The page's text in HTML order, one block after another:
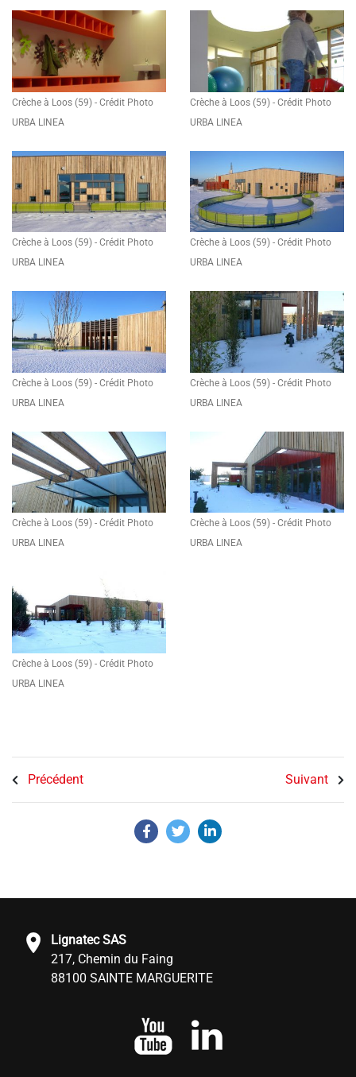
Crèche à Loos (59) - Crédit Photo
URBA LINEA
Crèche à Loos (59) - Crédit Photo
URBA LINEA
Crèche à Loos (59) - Crédit Photo
URBA LINEA
Crèche à Loos (59) - Crédit Photo
URBA LINEA
Crèche à Loos (59) - Crédit Photo
URBA LINEA
Crèche à Loos (59) - Crédit Photo
URBA LINEA
Crèche à Loos (59) - Crédit Photo
URBA LINEA
Crèche à Loos (59) - Crédit Photo
URBA LINEA
Crèche à Loos (59) - Crédit Photo
URBA LINEA
Précédent Suivant
Lignatec SAS
217, Chemin du Faing
88100 SAINTE MARGUERITE